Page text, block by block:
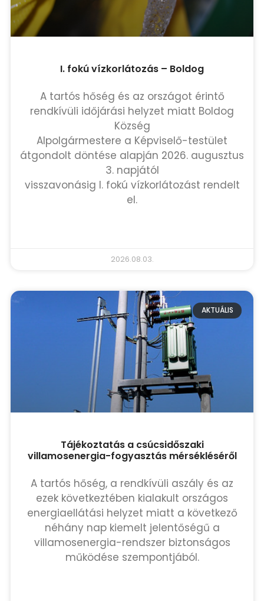
I. fokú vízkorlátozás – Boldog
A tartós hőség és az országot érintő
rendkívüli időjárási helyzet miatt Boldog
Község
Alpolgármestere a Képviselő-testület
átgondolt döntése alapján 2026. augusztus
3. napjától
visszavonásig I. fokú vízkorlátozást rendelt
el.
2026.08.03.
AKTUÁLIS
Tájékoztatás a csúcsidőszaki
villamosenergia-fogyasztás mérsékléséről
A tartós hőség, a rendkívüli aszály és az
ezek következtében kialakult országos
energiaellátási helyzet miatt a következő
néhány nap kiemelt jelentőségű a
villamosenergia-rendszer biztonságos
működése szempontjából.